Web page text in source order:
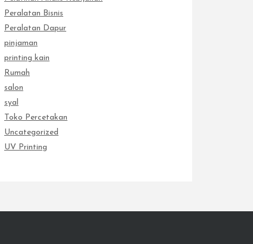
Peralatan Bisnis
Peralatan Dapur
pinjaman
printing kain
Rumah
salon
syal
Toko Percetakan
Uncategorized
UV Printing